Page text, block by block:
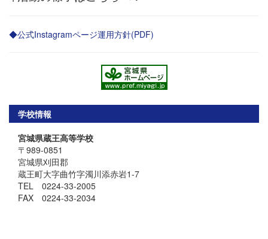
◆公式Instagramページ運用方針(PDF)
学校情報
宮城県蔵王高等学校
〒989-0851
宮城県刈田郡
蔵王町大字曲竹字濁川添赤岩1-7
TEL 0224-33-2005
FAX 0224-33-2034